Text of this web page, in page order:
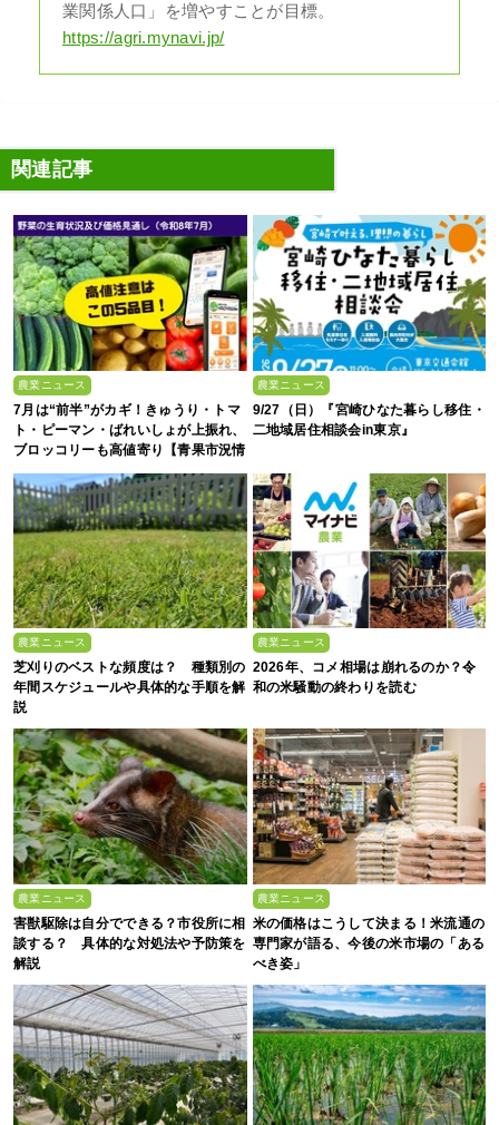
業関係人口」を増やすことが目標。
https://agri.mynavi.jp/
関連記事
農業ニュース
7月は“前半”がカギ！きゅうり・トマ
ト・ピーマン・ばれいしょが上振れ、
ブロッコリーも高値寄り【青果市況情
農業ニュース
9/27（日）『宮崎ひなた暮らし移住・
二地域居住相談会in東京』
農業ニュース
芝刈りのベストな頻度は？ 種類別の
年間スケジュールや具体的な手順を解
説
農業ニュース
2026年、コメ相場は崩れるのか？令
和の米騒動の終わりを読む
農業ニュース
害獣駆除は自分でできる？市役所に相
談する？ 具体的な対処法や予防策を
解説
農業ニュース
米の価格はこうして決まる！米流通の
専門家が語る、今後の米市場の「ある
べき姿」